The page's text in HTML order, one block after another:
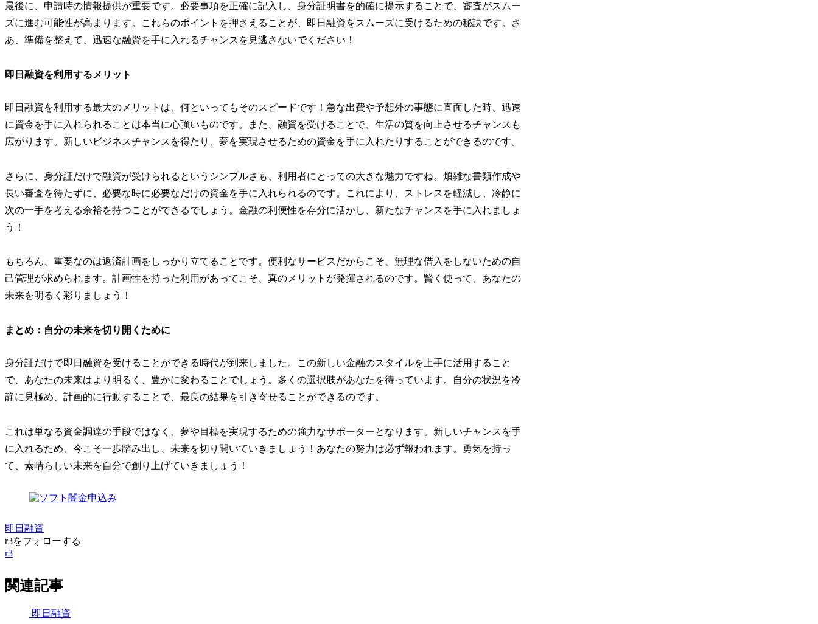
最後に、申請時の情報提供が重要です。必要事項を正確に記入し、身分証明書を的確に提示することで、審査がスムー
ズに進む可能性が高まります。これらのポイントを押さえることが、即日融資をスムーズに受けるための秘訣です。さ
あ、準備を整えて、迅速な融資を手に入れるチャンスを見逃さないでください！
即日融資を利用するメリット
即日融資を利用する最大のメリットは、何といってもそのスピードです！急な出費や予想外の事態に直面した時、迅速
に資金を手に入れられることは本当に心強いものです。また、融資を受けることで、生活の質を向上させるチャンスも
広がります。新しいビジネスチャンスを得たり、夢を実現させるための資金を手に入れたりすることができるのです。
さらに、身分証だけで融資が受けられるというシンプルさも、利用者にとっての大きな魅力ですね。煩雑な書類作成や
長い審査を待たずに、必要な時に必要なだけの資金を手に入れられるのです。これにより、ストレスを軽減し、冷静に
次の一手を考える余裕を持つことができるでしょう。金融の利便性を存分に活かし、新たなチャンスを手に入れましょ
う！
もちろん、重要なのは返済計画をしっかり立てることです。便利なサービスだからこそ、無理な借入をしないための自
己管理が求められます。計画性を持った利用があってこそ、真のメリットが発揮されるのです。賢く使って、あなたの
未来を明るく彩りましょう！
まとめ：自分の未来を切り開くために
身分証だけで即日融資を受けることができる時代が到来しました。この新しい金融のスタイルを上手に活用すること
で、あなたの未来はより明るく、豊かに変わることでしょう。多くの選択肢があなたを待っています。自分の状況を冷
静に見極め、計画的に行動することで、最良の結果を引き寄せることができるのです。
これは単なる資金調達の手段ではなく、夢や目標を実現するための強力なサポーターとなります。新しいチャンスを手
に入れるため、今こそ一歩踏み出し、未来を切り開いていきましょう！あなたの努力は必ず報われます。勇気を持っ
て、素晴らしい未来を自分で創り上げていきましょう！
即日融資
r3をフォローする
r3
関連記事
即日融資